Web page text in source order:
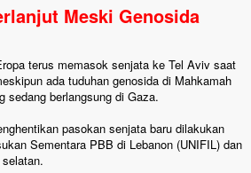
Meski Genosida
terus memasok senjata ke Tel Aviv saat
ada tuduhan genosida di Mahkamah
sedang berlangsung di Gaza.
pasokan senjata baru dilakukan
Sementara PBB di Lebanon (UNIFIL) dan
berlumut, dan menghitam terpapar panas dan
hujan....